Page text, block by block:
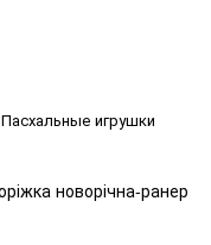
Пасхальные игрушки